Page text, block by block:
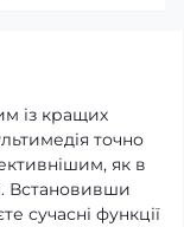
із кращих
точно
як в
Встановивши
сучасні функції